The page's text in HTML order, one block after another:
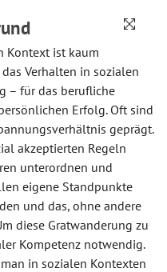
Kontext ist kaum
Verhalten in sozialen
– für das berufliche
Erfolg. Oft sind
geprägt.
akzeptierten Regeln
unterordnen und
eigene Standpunkte
und das, ohne andere
diese Gratwanderung zu
Kompetenz notwendig.
in sozialen Kontexten